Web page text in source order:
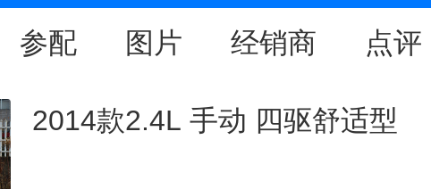
参配 图片 经销商 点评
2014款2.4L 手动 四驱舒适型